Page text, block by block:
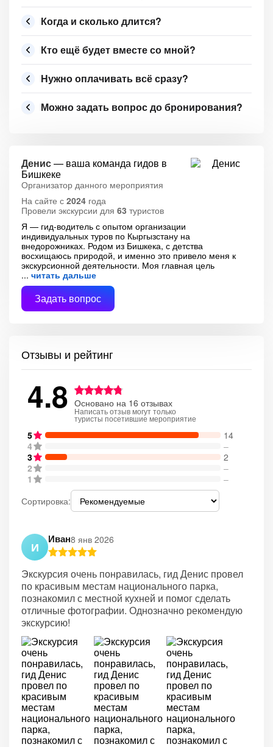
Когда и сколько длится?
Кто ещё будет вместе со мной?
Нужно оплачивать всё сразу?
Можно задать вопрос до бронирования?
Денис— ваша команда гидов в
Бишкеке
Организатор данного мероприятия
На сайте с 2024 года
Провели экскурсии для 63 туристов
Я — гид-водитель с опытом организации
индивидуальных туров по Кыргызстану на
внедорожниках. Родом из Бишкека, с детства
восхищаюсь природой, и именно это привело меня к
экскурсионной деятельности. Моя главная цель
читать дальше
Задать вопрос
Отзывы и рейтинг
4.8 Основано на 16 отзывах
Написать отзыв могут только
туристы посетившие мероприятие
5
14
4
–
3
2
2
–
1
–
Сортировка:
И
Иван8 янв 2026
Экскурсия очень понравилась, гид Денис провел
по красивым местам национального парка,
познакомил с местной кухней и помог сделать
отличные фотографии. Однозначно рекомендую
экскурсию!